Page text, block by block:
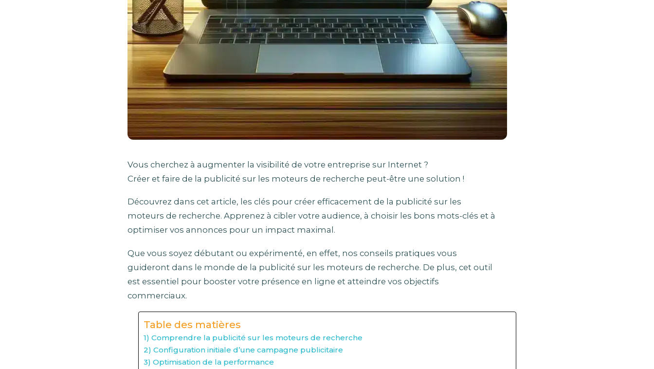
Vous cherchez à augmenter la visibilité de votre entreprise sur Internet ?
Créer et faire de la publicité sur les moteurs de recherche peut-être une solution !
Découvrez dans cet article, les clés pour créer efficacement de la publicité sur les
moteurs de recherche. Apprenez à cibler votre audience, à choisir les bons mots-clés et à
optimiser vos annonces pour un impact maximal.
Que vous soyez débutant ou expérimenté, en effet, nos conseils pratiques vous
guideront dans le monde de la publicité sur les moteurs de recherche. De plus, cet outil
est essentiel pour booster votre présence en ligne et atteindre vos objectifs
commerciaux.
Table des matières
1) Comprendre la publicité sur les moteurs de recherche
2) Configuration initiale d’une campagne publicitaire
3) Optimisation de la performance